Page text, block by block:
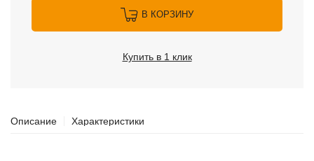
В КОРЗИНУ
Купить в 1 клик
Описание Характеристики